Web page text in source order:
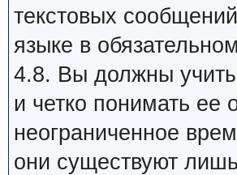
текстовых
языке в
4.8. Вы должны
и четко понимать ее
неограниченное
они существуют